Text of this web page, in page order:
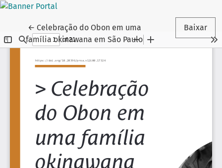
← Voltar aos Detalhes do Artigo
Celebração do Obon em uma
família okinawana em São Paulo
Baixar